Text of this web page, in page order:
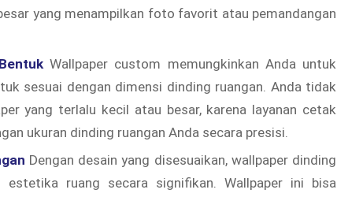
yang menampilkan foto favorit atau pemandangan
Wallpaper custom memungkinkan Anda untuk
sesuai dengan dimensi dinding ruangan. Anda tidak
yang terlalu kecil atau besar, karena layanan cetak
ukuran dinding ruangan Anda secara presisi.
Dengan desain yang disesuaikan, wallpaper dinding
ruang secara signifikan. Wallpaper ini bisa